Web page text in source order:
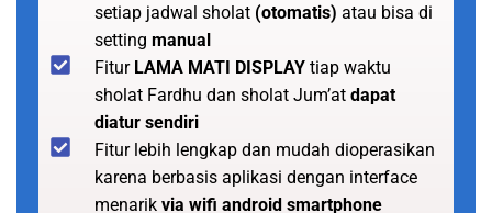
setiap jadwal sholat (otomatis) atau bisa di
setting manual
Fitur LAMA MATI DISPLAY tiap waktu
sholat Fardhu dan sholat Jum’at dapat
diatur sendiri
Fitur lebih lengkap dan mudah dioperasikan
karena berbasis aplikasi dengan interface
menarik via wifi android smartphone